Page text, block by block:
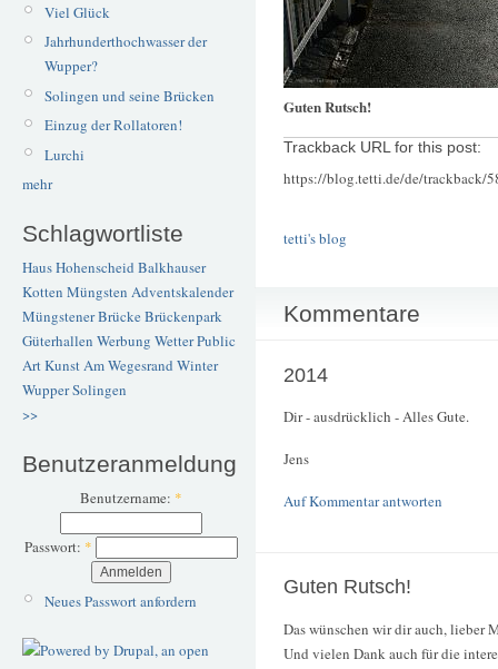
Viel Glück
Jahrhunderthochwasser der
Wupper?
Solingen und seine Brücken
Einzug der Rollatoren!
Lurchi
mehr
Schlagwortliste
Haus Hohenscheid Balkhauser
Kotten Müngsten Adventskalender
Müngstener BrückeBrückenpark
Güterhallen Werbung WetterPublic
ArtKunstAm Wegesrand Winter
WupperSolingen
>>
Benutzeranmeldung
Benutzername: *
Passwort: *
Neues Passwort anfordern
Guten Rutsch!
Trackback URL for this post:
https://blog.tetti.de/de/trackback/
tetti's blog
Kommentare
2014
Dir - ausdrücklich - Alles Gute.
Jens
Auf Kommentar antworten
Guten Rutsch!
Das wünschen wir dir auch, lieber
Und vielen Dank auch für die